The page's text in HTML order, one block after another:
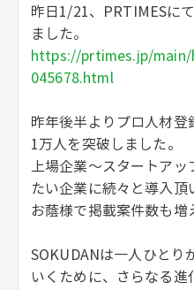
昨日1/21、PRTIMESに
ました。
https://prtimes.jp/
045678.html
昨年後半よりプロ人材
1万人を突破しました。
上場企業～スタートアッ
たい企業に続々と導入頂
お蔭様で掲載案件数も増
SOKUDANは一人ひとり
いくために、さらなる